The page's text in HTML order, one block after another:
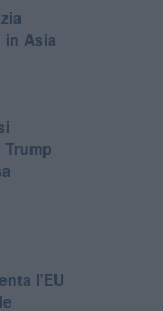
in Asia
l'EU